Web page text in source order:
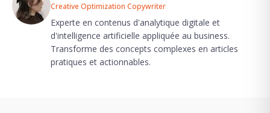
Creative Optimization Copywriter
Experte en contenus d'analytique digitale et
d'intelligence artificielle appliquée au business.
Transforme des concepts complexes en articles
pratiques et actionnables.